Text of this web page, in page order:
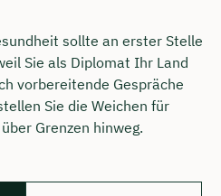
sollte an erster Stelle
Sie als Diplomat Ihr Land
vorbereitende Gespräche
Sie die Weichen für
Grenzen hinweg.